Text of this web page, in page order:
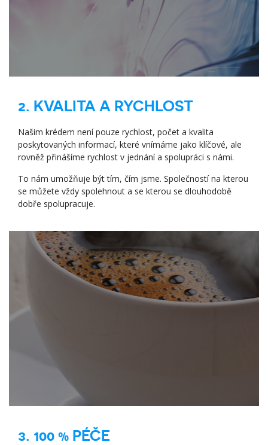
2. KVALITA A RYCHLOST
Našim krédem není pouze rychlost, počet a kvalita
poskytovaných informací, které vnímáme jako klíčové, ale
rovněž přinášíme rychlost v jednání a spolupráci s námi.
To nám umožňuje být tím, čím jsme. Společností na kterou
se můžete vždy spolehnout a se kterou se dlouhodobě
dobře spolupracuje.
3. 100 % PÉČE